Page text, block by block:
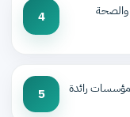
والصحة
4
رائدة 5